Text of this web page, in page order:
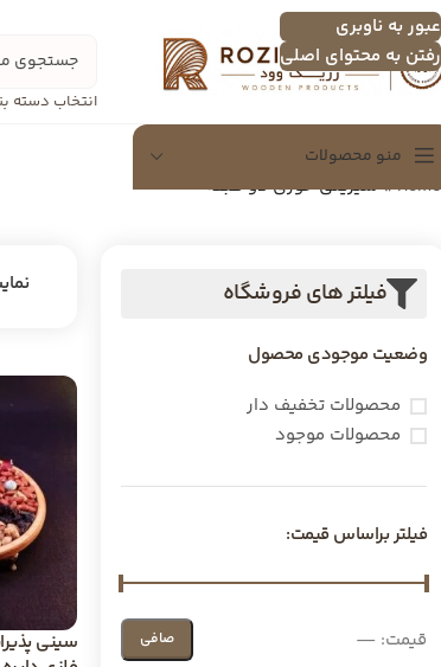
عبور به ناوبری
رفتن به محتوای اصلی
انتخاب دسته
منو محصولات
سینی چندنفره
تخته سرور
شکلات خوری
دسرخوری و عسل خوری
سرویس پذیرایی
Home
»شیرینی خوری دو طبقه
فیلتر های فروشگاه
وضعیت موجودی محصول
محصولات تخفیف دار
محصولات موجود
فیلتر براساس قیمت:
صافی قيمت: —
سینی